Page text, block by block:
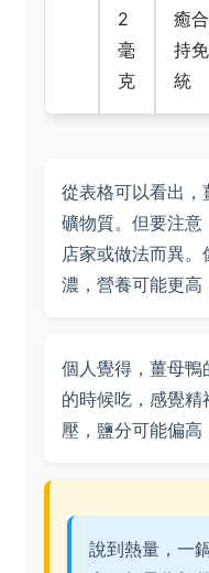
2
毫
克
癒
持
統
從表格可以看出，
礦物質。但要注意
店家或做法而異
濃，營養可能更高
個人覺得，薑母鴨
的時候吃，感覺精
壓，鹽分可能偏高
說到熱量，一